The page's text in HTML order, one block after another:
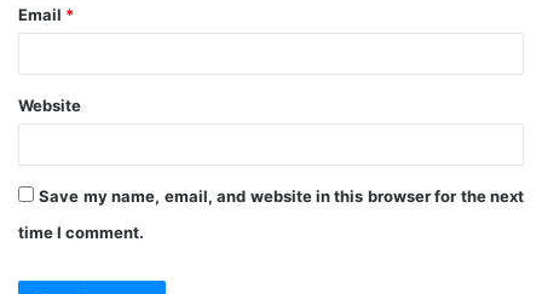
Email *
Website
Save my name, email, and website in this browser for the next
time I comment.